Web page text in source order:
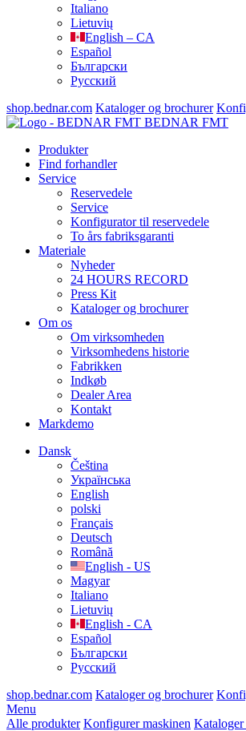
Italiano
Lietuvių
English – CA
Español
Български
Русский
shop.bednar.com Kataloger og brochurer
BEDNAR FMT
Produkter
Find forhandler
Service
Reservedele
Service
Konfigurator til reservedele
To års fabriksgaranti
Materiale
Nyheder
24 HOURS RECORD
Press Kit
Kataloger og brochurer
Om os
Om virksomheden
Virksomhedens historie
Fabrikken
Indkøb
Dealer Area
Kontakt
Markdemo
Dansk
Čeština
Українська
English
polski
Français
Deutsch
Română
English - US
Magyar
Italiano
Lietuvių
English - CA
Español
Български
Русский
shop.bednar.com Kataloger og brochurer
Menu
Alle produkter Konfigurer maskinen